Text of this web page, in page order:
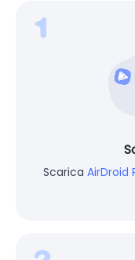
Scarica AirDroid